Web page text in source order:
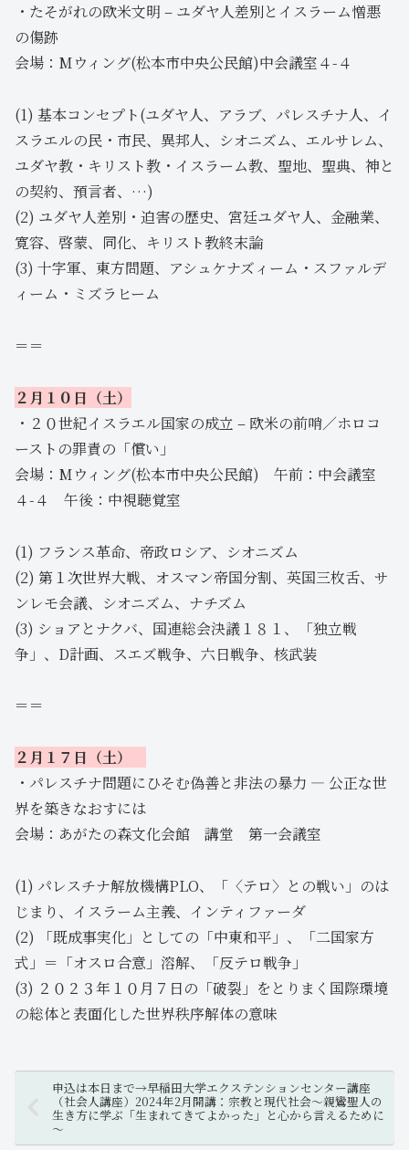
・たそがれの欧米文明 – ユダヤ人差別とイスラーム憎悪
の傷跡
会場：Mウィング(松本市中央公民館)中会議室４-４
(1) 基本コンセプト(ユダヤ人、アラブ、パレスチナ人、イ
スラエルの民・市民、異邦人、シオニズム、エルサレム、
ユダヤ教・キリスト教・イスラーム教、聖地、聖典、神と
の契約、預言者、…)
(2) ユダヤ人差別・迫害の歴史、宮廷ユダヤ人、金融業、
寛容、啓蒙、同化、キリスト教終末論
(3) 十字軍、東方問題、アシュケナズィーム・スファルデ
ィーム・ミズラヒーム
＝＝
２月１０日（土）
・２０世紀イスラエル国家の成立 – 欧米の前哨／ホロコ
ーストの罪責の「償い」
会場：Mウィング(松本市中央公民館) 午前：中会議室
４-４ 午後：中視聴覚室
(1) フランス革命、帝政ロシア、シオニズム
(2) 第１次世界大戦、オスマン帝国分割、英国三枚舌、サ
ンレモ会議、シオニズム、ナチズム
(3) ショアとナクバ、国連総会決議１８１、「独立戦
争」、D計画、スエズ戦争、六日戦争、核武装
＝＝
２月１７日（土）
・パレスチナ問題にひそむ偽善と非法の暴力 — 公正な世
界を築きなおすには
会場：あがたの森文化会館 講堂 第一会議室
(1) パレスチナ解放機構PLO、「〈テロ〉との戦い」のは
じまり、イスラーム主義、インティファーダ
(2) 「既成事実化」としての「中東和平」、「二国家方
式」＝「オスロ合意」溶解、「反テロ戦争」
(3) ２０２３年１０月７日の「破裂」をとりまく国際環境
の総体と表面化した世界秩序解体の意味
申込は本日まで→早稲田大学エクステンションセンター講座
（社会人講座）2024年2月開講：宗教と現代社会～親鸞聖人の
生き方に学ぶ「生まれてきてよかった」と心から言えるために
～